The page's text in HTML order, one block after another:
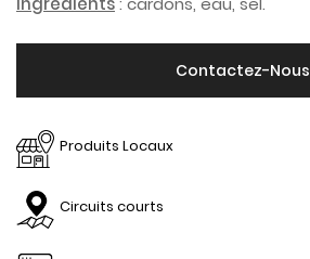
Contactez-Nous
Produits Locaux
Circuits courts